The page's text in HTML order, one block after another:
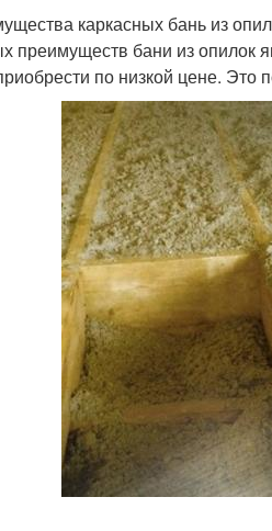
каркасных бань из
преимуществ бани из опилок
по низкой цене. Это